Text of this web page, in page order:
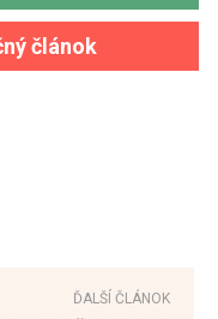
článok
ĎALŠÍ ČLÁNOK